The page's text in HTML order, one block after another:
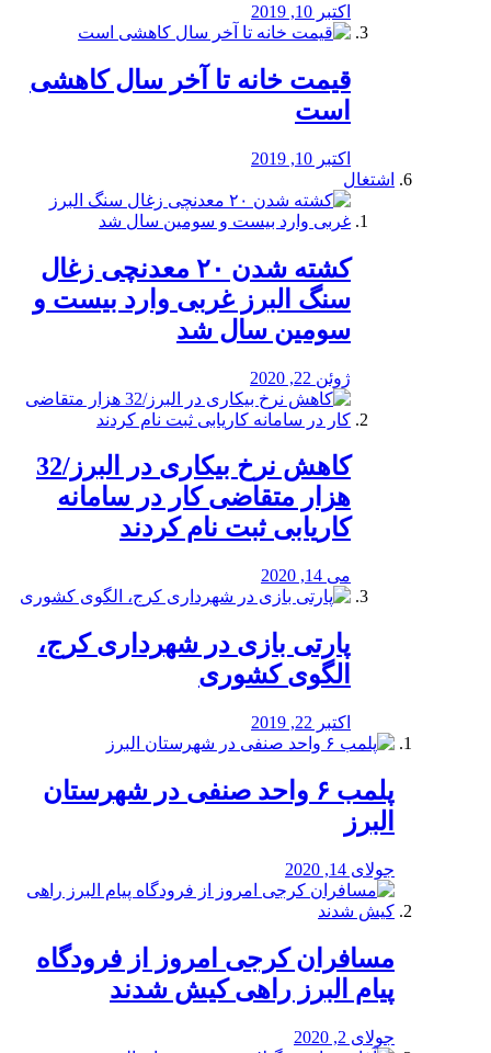
اکتبر 10, 2019
قیمت خانه تا آخر سال کاهشی
است
اکتبر 10, 2019
اشتغال
کشته شدن ۲۰ معدنچی زغال
سنگ البرز غربی وارد بیست و
سومین سال شد
ژوئن 22, 2020
کاهش نرخ بیکاری در البرز/32
هزار متقاضی کار در سامانه
کاریابی ثبت نام کردند
می 14, 2020
پارتی بازی در شهرداری کرج،
الگوی کشوری
اکتبر 22, 2019
پلمب ۶ واحد صنفی در شهرستان
البرز
جولای 14, 2020
مسافران کرجی امروز از فرودگاه
پیام البرز راهی کیش شدند
جولای 2, 2020